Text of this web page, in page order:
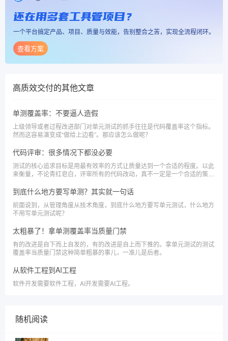
还在用多套工具管项目？
一个平台搞定产品、项目、质量与效能，告别整合之苦，实现全流程闭环。
查看方案
高质效交付的其他文章
单测覆盖率：不要逼人造假
上级领导或者过程改进部门对单元测试的抓手往往是代码覆盖率这个指标。
然而这容易演变成“做给上边看”。那应该怎么做呢？
代码评审：很多情况下都没必要
测试的核心追求目标是用最有效率的方式让质量达到一个合适的程度。以此
来衡量，不论青红皂白，评审所有的代码改动，真不一定是一个合适的策
到底什么地方要写单测？其实就一句话
前面说到，从管理角度从技术角度，到底什么地方要写单元测试，什么地方
不用写单元测试呢？
太粗暴了！拿单测覆盖率当质量门禁
有的改进是自下而上自发的，有的改进是自上而下推的。拿单元测试的测试
覆盖率当质量门禁这种简单粗暴的事儿，一准儿是后者。
从软件工程到AI工程
软件开发需要软件工程，AI开发需要AI工程。
随机阅读